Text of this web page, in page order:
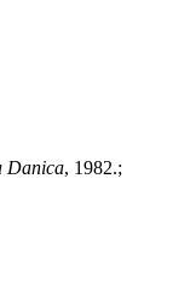
Danica, 1982.;